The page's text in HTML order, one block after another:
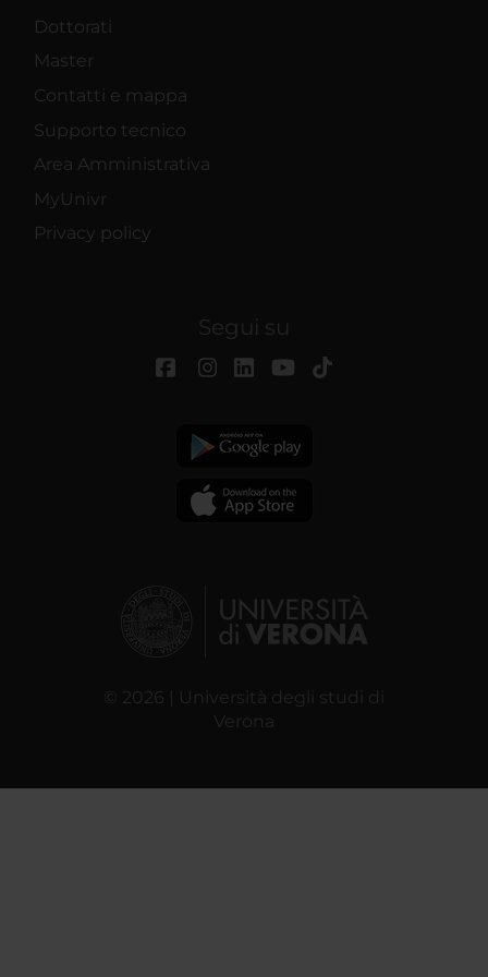
Dottorati
Master
Contatti e mappa
Supporto tecnico
Area Amministrativa
MyUnivr
Privacy policy
Segui su
© 2026 | Università degli studi di
Verona